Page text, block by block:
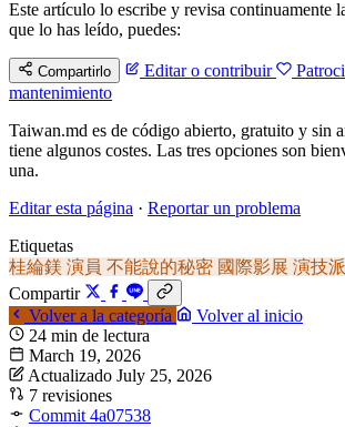
Este artículo lo escribe y revisa continuamente
que lo has leído, puedes:
Compartirlo Editar o contribuir
mantenimiento
Taiwan.md es de código abierto, gratuito y sin
tiene algunos costes. Las tres opciones son
una.
Editar esta página · Reportar un problema
Etiquetas
桂綸鎂 演員 不能說的秘密 國際影展 演技派
Compartir
Volver a la categoría
Volver al inicio
24 min de lectura
March 19, 2026
Actualizado July 25, 2026
7 revisiones
Commit 4a07538